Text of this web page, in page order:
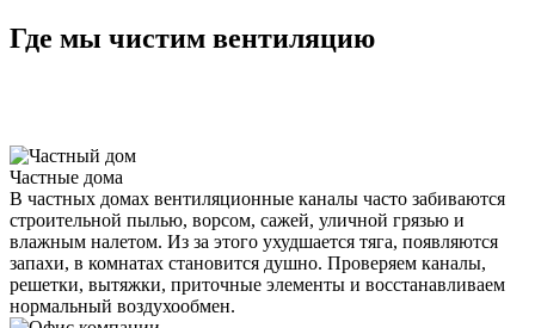
Где мы чистим вентиляцию
Частные дома
В частных домах вентиляционные каналы часто забиваются
строительной пылью, ворсом, сажей, уличной грязью и
влажным налетом. Из за этого ухудшается тяга, появляются
запахи, в комнатах становится душно. Проверяем каналы,
решетки, вытяжки, приточные элементы и восстанавливаем
нормальный воздухообмен.